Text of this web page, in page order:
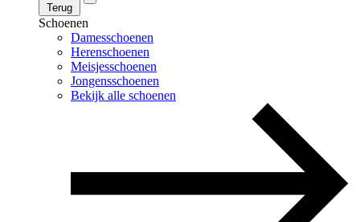
Terug
Schoenen
Damesschoenen
Herenschoenen
Meisjesschoenen
Jongensschoenen
Bekijk alle schoenen